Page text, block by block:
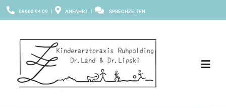
Zum
Inhalt
springen
08663 94 09 | ANFAHRT | SPRECHZEITEN